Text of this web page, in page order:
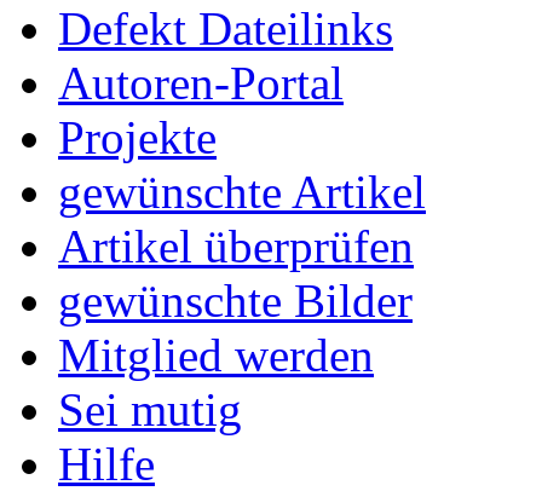
Defekt Dateilinks
Autoren-Portal
Projekte
gewünschte Artikel
Artikel überprüfen
gewünschte Bilder
Mitglied werden
Sei mutig
Hilfe